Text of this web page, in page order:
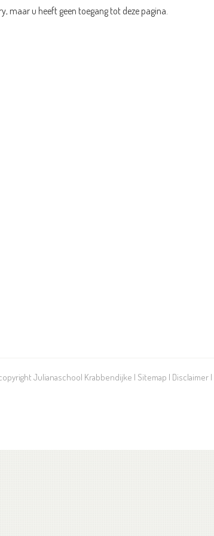
maar u heeft geen toegang tot deze pagina.
Julianaschool Krabbendijke | Sitemap | Disclaimer |